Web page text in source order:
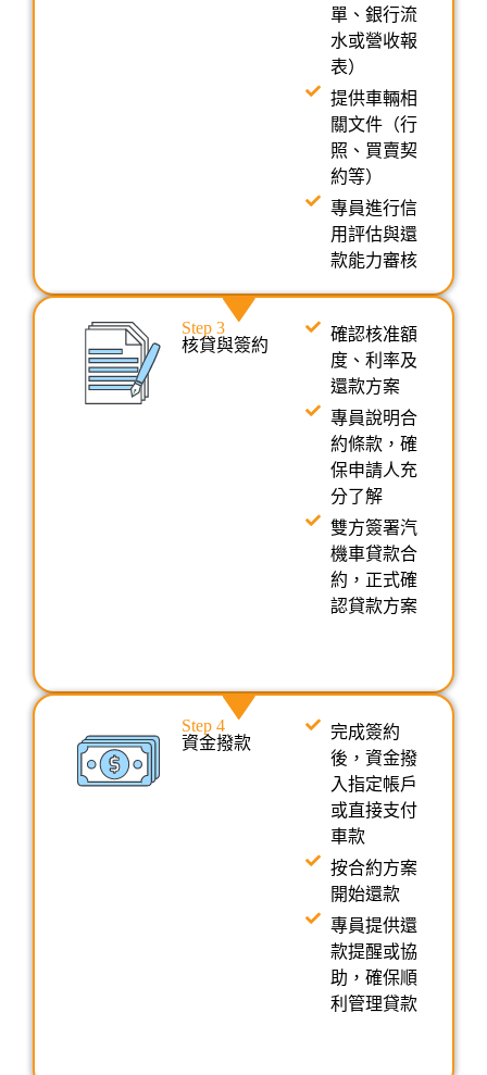
單、銀行流
水或營收報
表）
提供車輛相
關文件（行
照、買賣契
約等）
專員進行信
用評估與還
款能力審核
Step 3
核貸與簽約
確認核准額
度、利率及
還款方案
專員說明合
約條款，確
保申請人充
分了解
雙方簽署汽
機車貸款合
約，正式確
認貸款方案
Step 4
資金撥款
完成簽約
後，資金撥
入指定帳戶
或直接支付
車款
按合約方案
開始還款
專員提供還
款提醒或協
助，確保順
利管理貸款